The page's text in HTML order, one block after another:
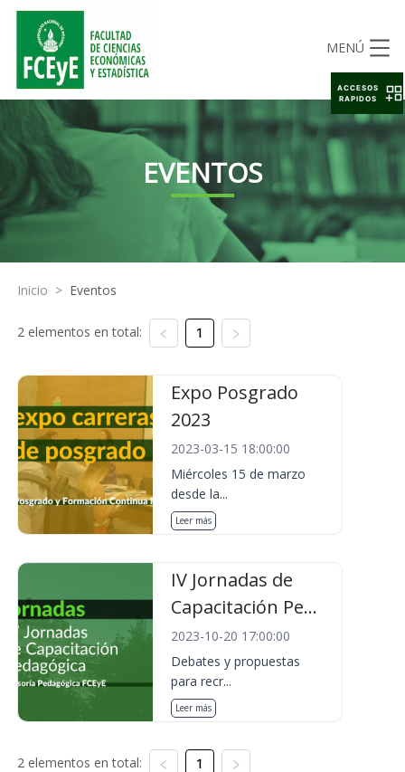
MENÚ
EVENTOS
Inicio > Eventos
2 elementos en total: 1
Expo Posgrado
2023
2023-03-15 18:00:00
Miércoles 15 de marzo
desde la...
Leer más
IV Jornadas de
Capacitación Pe...
2023-10-20 17:00:00
Debates y propuestas
para recr...
Leer más
2 elementos en total: 1
ACCESOS
RAPIDOS